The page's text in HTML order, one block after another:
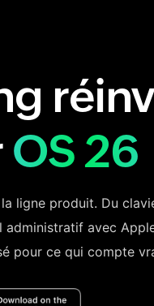
OS 26
ligne produit. Du
avec
pour ce qui compte